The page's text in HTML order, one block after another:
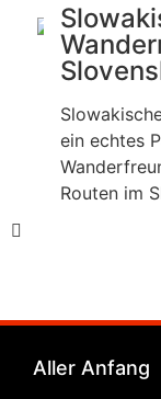
ein echtes
Routen im
Aller Anfang